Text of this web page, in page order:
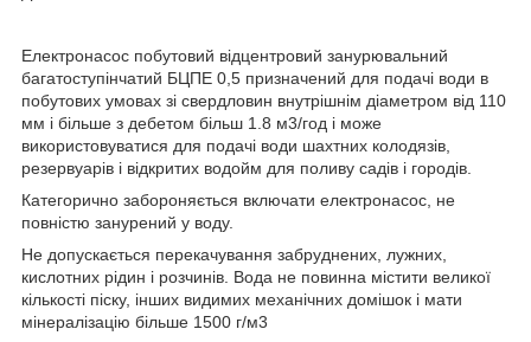
Електронасос побутовий відцентровий занурювальний
багатоступінчатий БЦПЕ 0,5 призначений для подачі води в
побутових умовах зі свердловин внутрішнім діаметром від 110
мм і більше з дебетом більш 1.8 м3/год і може
використовуватися для подачі води шахтних колодязів,
резервуарів і відкритих водойм для поливу садів і городів.
Категорично забороняється включати електронасос, не
повністю занурений у воду.
Не допускається перекачування забруднених, лужних,
кислотних рідин і розчинів. Вода не повинна містити великої
кількості піску, інших видимих механічних домішок і мати
мінералізацію більше 1500 г/м3